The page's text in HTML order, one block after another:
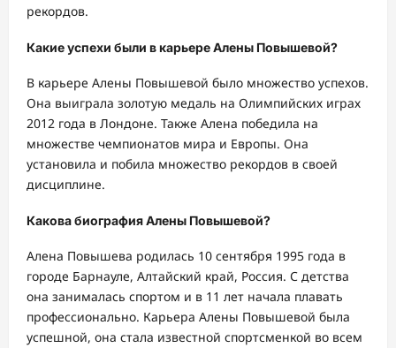
рекордов.
Какие успехи были в карьере Алены Повышевой?
В карьере Алены Повышевой было множество успехов.
Она выиграла золотую медаль на Олимпийских играх
2012 года в Лондоне. Также Алена победила на
множестве чемпионатов мира и Европы. Она
установила и побила множество рекордов в своей
дисциплине.
Какова биография Алены Повышевой?
Алена Повышева родилась 10 сентября 1995 года в
городе Барнауле, Алтайский край, Россия. С детства
она занималась спортом и в 11 лет начала плавать
профессионально. Карьера Алены Повышевой была
успешной, она стала известной спортсменкой во всем